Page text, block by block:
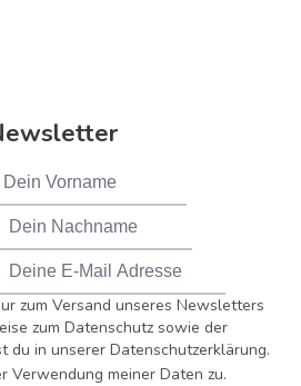
zum Versand unseres Newsletters
zum Datenschutz sowie der
du in unserer Datenschutzerklärung.
Verwendung meiner Daten zu.